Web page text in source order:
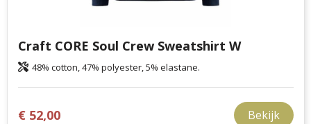
Craft CORE Soul Crew Sweatshirt W
48% cotton, 47% polyester, 5% elastane.
€ 52,00 Bekijk